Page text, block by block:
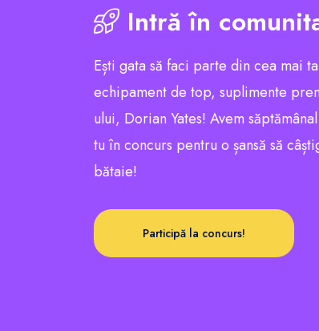
Intră în
Ești gata să faci parte din cea mai
echipament de top, suplimente
ului, Dorian Yates! Avem
tu în concurs pentru o șansă să
bătaie!
Participă la concurs!